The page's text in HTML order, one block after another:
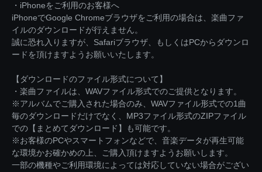
・iPhoneをご利用のお客様へ
iPhoneでGoogle Chromeブラウザをご利用の場合は、楽曲ファ
イルのダウンロードが行えません。
誠に恐れ入りますが、Safariブラウザ、もしくはPCからダウンロ
ードを頂けますようお願いいたします。
【ダウンロードのファイル形式について】
・楽曲ファイルは、WAVファイル形式でのご提供となります。
※アルバムでご購入された場合のみ、WAVファイル形式での1曲
毎のダウンロードだけでなく、MP3ファイル形式のZIPファイル
での【まとめてダウンロード】も可能です。
※お客様のPCやスマートフォンなどで、音楽データが再生可能
な環境かお確かめの上、ご購入頂けますようお願いします。
一部の機種やご利用環境によっては対応していない場合がござい